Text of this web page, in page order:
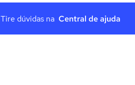
Tire dúvidas na Central de ajuda